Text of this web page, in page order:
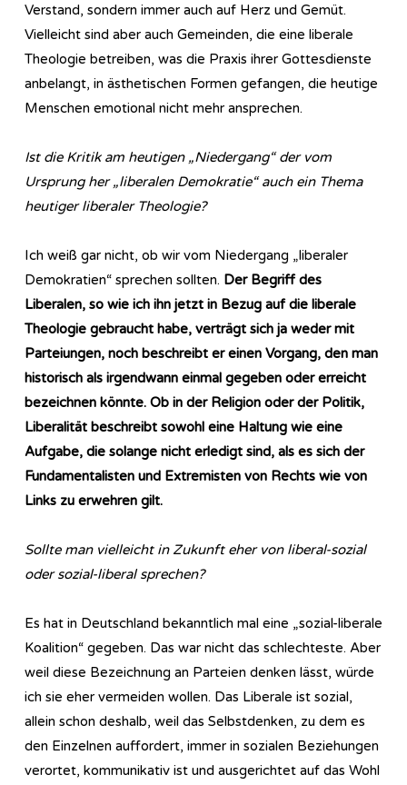
Verstand, sondern immer auch auf Herz und Gemüt.
Vielleicht sind aber auch Gemeinden, die eine liberale
Theologie betreiben, was die Praxis ihrer Gottesdienste
anbelangt, in ästhetischen Formen gefangen, die heutige
Menschen emotional nicht mehr ansprechen.
Ist die Kritik am heutigen „Niedergang“ der vom
Ursprung her „liberalen Demokratie“ auch ein Thema
heutiger liberaler Theologie?
Ich weiß gar nicht, ob wir vom Niedergang „liberaler
Demokratien“ sprechen sollten. Der Begriff des
Liberalen, so wie ich ihn jetzt in Bezug auf die liberale
Theologie gebraucht habe, verträgt sich ja weder mit
Parteiungen, noch beschreibt er einen Vorgang, den man
historisch als irgendwann einmal gegeben oder erreicht
bezeichnen könnte. Ob in der Religion oder der Politik,
Liberalität beschreibt sowohl eine Haltung wie eine
Aufgabe, die solange nicht erledigt sind, als es sich der
Fundamentalisten und Extremisten von Rechts wie von
Links zu erwehren gilt.
Sollte man vielleicht in Zukunft eher von liberal-sozial
oder sozial-liberal sprechen?
Es hat in Deutschland bekanntlich mal eine „sozial-liberale
Koalition“ gegeben. Das war nicht das schlechteste. Aber
weil diese Bezeichnung an Parteien denken lässt, würde
ich sie eher vermeiden wollen. Das Liberale ist sozial,
allein schon deshalb, weil das Selbstdenken, zu dem es
den Einzelnen auffordert, immer in sozialen Beziehungen
verortet, kommunikativ ist und ausgerichtet auf das Wohl